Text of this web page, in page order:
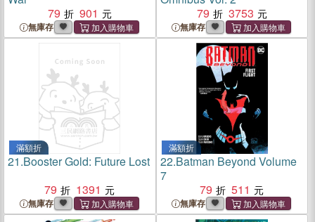
79
901
無庫存
79
3753
無庫存
滿額折
21.Booster Gold: Future Lost
79
1391
無庫存
滿額折
22.Batman Beyond Volume
7
79
511
無庫存